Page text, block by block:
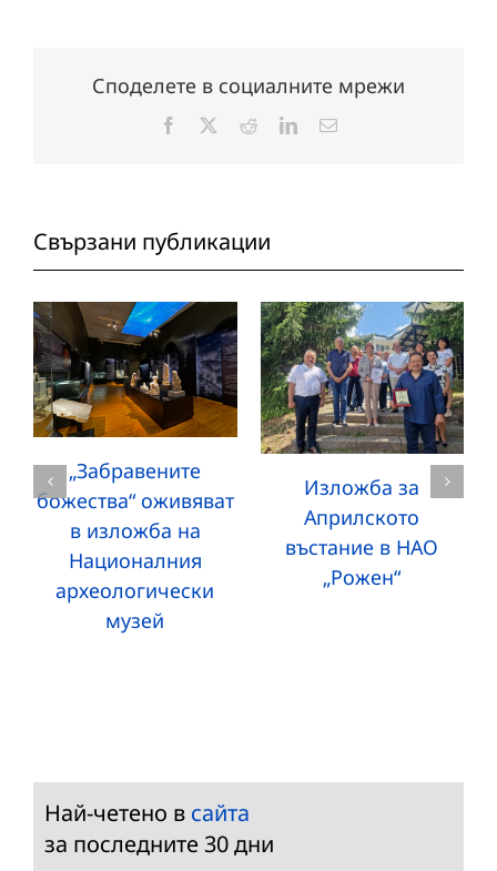
Споделете в социалните мрежи
Facebook RedditLinkedInЕлектронна
Свързани публикации
„Забравените
божества“ оживяват
в изложба на
Националния
археологически
музей
Изложба за
Априлското
въстание в НАО
„Рожен“
Най-четено в сайта
за последните 30 дни